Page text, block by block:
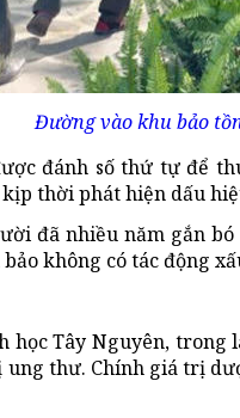
Đường vào khu bảo
đánh số thứ tự để
thời phát hiện dấu
đã nhiều năm gắn
không có tác động
học Tây Nguyên,
thư. Chính giá trị